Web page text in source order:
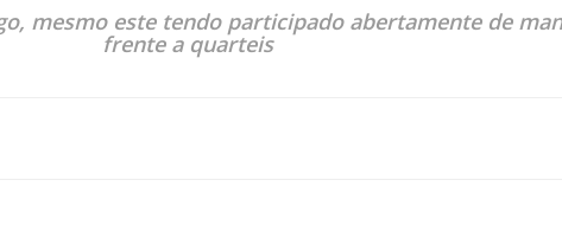
mesmo este tendo participado abertamente de
frente a quarteis